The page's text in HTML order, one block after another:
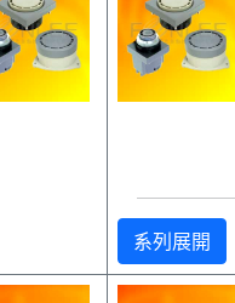
系列展開